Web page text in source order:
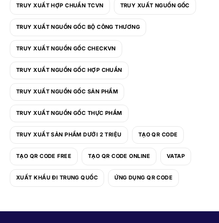
TRUY XUẤT HỢP CHUẨN TCVN TRUY XUẤT NGUỒN GỐC
TRUY XUẤT NGUỒN GỐC BỘ CÔNG THƯƠNG
TRUY XUẤT NGUỒN GỐC CHECKVN
TRUY XUẤT NGUỒN GỐC HỢP CHUẨN
TRUY XUẤT NGUỒN GỐC SẢN PHẨM
TRUY XUẤT NGUỒN GỐC THỰC PHẨM
TRUY XUẤT SẢN PHẨM DƯỚI 2 TRIỆU TẠO QR CODE
TẠO QR CODE FREE TẠO QR CODE ONLINE VATAP
XUẤT KHẨU ĐI TRUNG QUỐC ỨNG DỤNG QR CODE